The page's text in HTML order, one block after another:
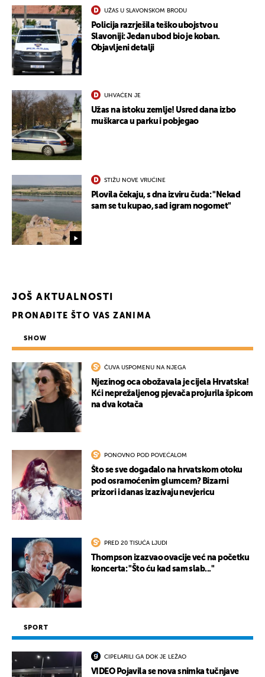
UŽAS U SLAVONSKOM BRODU
Policija razrješila teško ubojstvo u
Slavoniji: Jedan ubod bio je koban.
Objavljeni detalji
UHVAĆEN JE
Užas na istoku zemlje! Usred dana izbo
muškarca u parku i pobjegao
STIŽU NOVE VRUĆINE
Plovila čekaju, s dna izviru čuda: "Nekad
sam se tu kupao, sad igram nogomet"
JOŠ AKTUALNOSTI
PRONAĐITE ŠTO VAS ZANIMA
SHOW
ČUVA USPOMENU NA NJEGA
Njezinog oca obožavala je cijela Hrvatska!
Kći neprežaljenog pjevača projurila špicom
na dva kotača
PONOVNO POD POVEĆALOM
Što se sve događalo na hrvatskom otoku
pod osramoćenim glumcem? Bizarni
prizori i danas izazivaju nevjericu
PRED 20 TISUĆA LJUDI
Thompson izazvao ovacije već na početku
koncerta: "Što ću kad sam slab..."
SPORT
CIPELARILI GA DOK JE LEŽAO
VIDEO Pojavila se nova snimka tučnjave